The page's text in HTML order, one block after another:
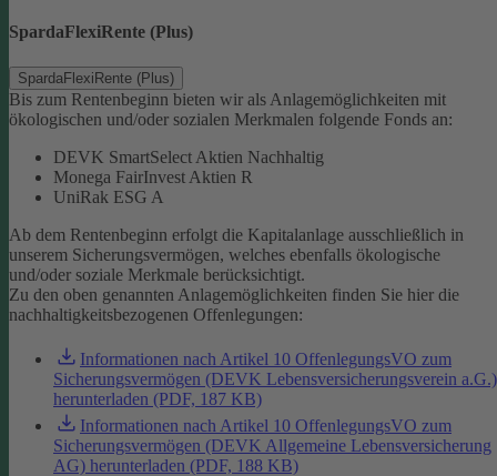
SpardaFlexiRente (Plus)
SpardaFlexiRente (Plus)
Bis zum Rentenbeginn bieten wir als Anlagemöglichkeiten mit
ökologischen und/oder sozialen Merkmalen folgende Fonds an:
DEVK SmartSelect Aktien Nachhaltig
Monega FairInvest Aktien R
UniRak ESG A
Ab dem Rentenbeginn erfolgt die Kapitalanlage ausschließlich in
unserem Sicherungsvermögen, welches ebenfalls ökologische
und/oder soziale Merkmale berücksichtigt.
Zu den oben genannten Anlagemöglichkeiten finden Sie hier die
nachhaltigkeitsbezogenen Offenlegungen:
Informationen nach Artikel 10 OffenlegungsVO zum
Sicherungsvermögen (DEVK Lebensversicherungsverein a.G.)
herunterladen (PDF, 187 KB)
Informationen nach Artikel 10 OffenlegungsVO zum
Sicherungsvermögen (DEVK Allgemeine Lebensversicherung
AG) herunterladen (PDF, 188 KB)